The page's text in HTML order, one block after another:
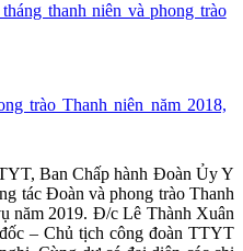
thanh niên và phong trào
trào Thanh niên năm 2018,
Ban Chấp hành Đoàn Ủy Y
tác Đoàn và phong trào Thanh
năm 2019. Đ/c Lê Thành Xuân
– Chủ tịch công đoàn TTYT